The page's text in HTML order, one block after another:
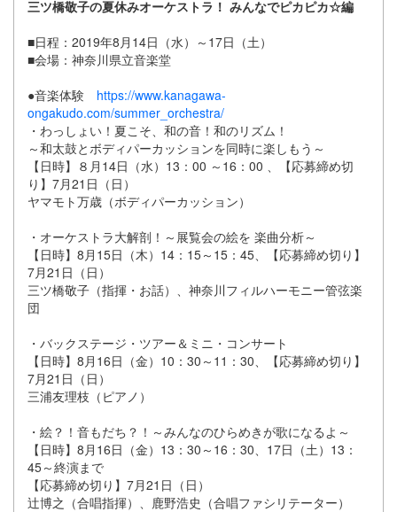
三ツ橋敬子の夏休みオーケストラ！ みんなでピカピカ☆編
■日程：2019年8月14日（水）～17日（土）
■会場：神奈川県立音楽堂
●音楽体験 https://www.kanagawa-
ongakudo.com/summer_orchestra/
・わっしょい！夏こそ、和の音！和のリズム！
～和太鼓とボディパーカッションを同時に楽しもう～
【日時】８月14日（水）13：00 ～16：00 、【応募締め切
り】7月21日（日）
ヤマモト万歳（ボディパーカッション）
・オーケストラ大解剖！～展覧会の絵を 楽曲分析～
【日時】8月15日（木）14：15～15：45、【応募締め切り】
7月21日（日）
三ツ橋敬子（指揮・お話）、神奈川フィルハーモニー管弦楽
団
・バックステージ・ツアー＆ミニ・コンサート
【日時】8月16日（金）10：30～11：30、【応募締め切り】
7月21日（日）
三浦友理枝（ピアノ）
・絵？！音もだち？！～みんなのひらめきが歌になるよ～
【日時】8月16日（金）13：30～16：30、17日（土）13：
45～終演まで
【応募締め切り】7月21日（日）
辻博之（合唱指揮）、鹿野浩史（合唱ファシリテーター）